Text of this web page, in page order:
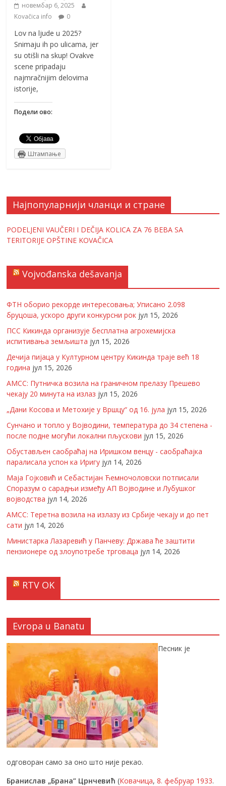
новембар 6, 2025
Kovačica info
0
Lov na ljude u 2025?
Snimaju ih po ulicama, jer
su otišli na skup! Ovakve
scene pripadaju
najmračnijim delovima
istorije,
Подели ово:
Штампање
Најпопуларнији чланци и стране
PODELJENI VAUČERI I DEČIJA KOLICA ZA 76 BEBA SA
TERITORIJE OPŠTINE KOVAČICA
Vojvođanska dešavanja
ФТН оборио рекорде интересовања; Уписано 2.098
бруцоша, ускоро други конкурсни рок јул 15, 2026
ПСС Кикинда организује бесплатна агрохемијска
испитивања земљишта јул 15, 2026
Дечија пијаца у Културном центру Кикинда траје већ 18
година јул 15, 2026
АМСС: Путничка возила на граничном прелазу Прешево
чекају 20 минута на излаз јул 15, 2026
„Дани Косова и Метохије у Вршцу“ од 16. јула јул 15, 2026
Сунчано и топло у Војводини, температура до 34 степена -
после подне могући локални пљускови јул 15, 2026
Обустављен саобраћај на Иришком венцу - саобраћајка
паралисала успон ка Иригу јул 14, 2026
Маја Гојковић и Себастијан Ћемночоловски потписали
Споразум о сарадњи између АП Војводине и Лубушког
војводства јул 14, 2026
АМСС: Теретна возила на излазу из Србије чекају и до пет
сати јул 14, 2026
Министарка Лазаревић у Панчеву: Држава ће заштити
пензионере од злоупотребе трговаца јул 14, 2026
RTV OK
Evropa u Banatu
Песник је
одговоран само за оно што није рекао.
Бранислав „Брана” Црнчевић (Ковачица,8. фебруар 1933.